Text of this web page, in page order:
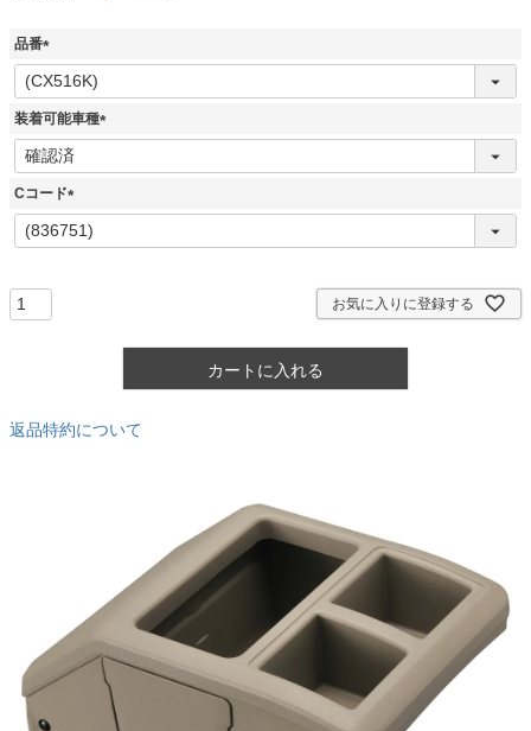
品番
(
必
須
装着可能車種
(
Cコード
(
必
お気に入りに登録する
カートに入れる
返品特約について